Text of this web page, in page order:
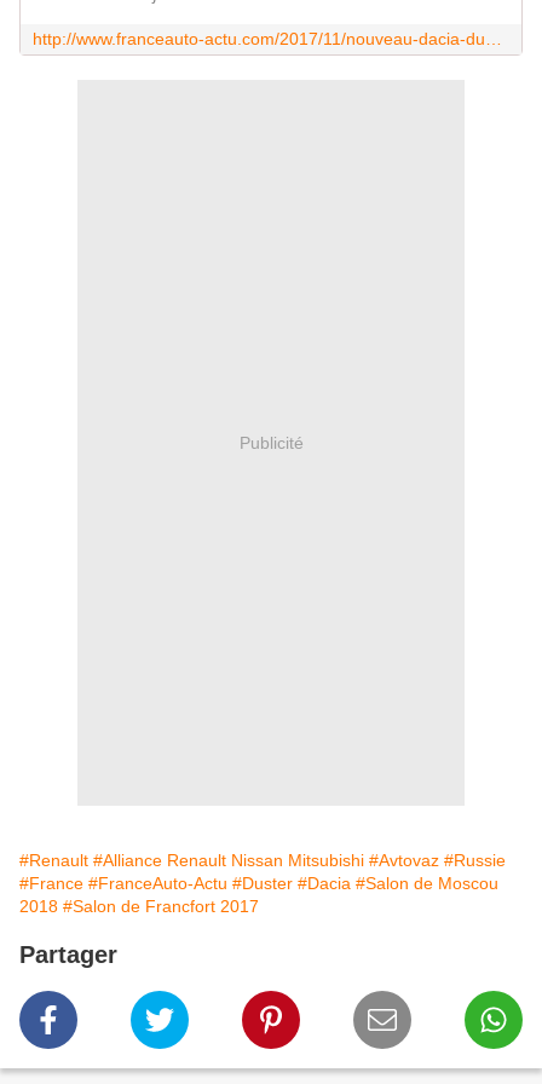
Publicité
#Renault #Alliance Renault Nissan Mitsubishi #Avtovaz #Russie
#France #FranceAuto-Actu #Duster #Dacia #Salon de Moscou
2018 #Salon de Francfort 2017
Partager